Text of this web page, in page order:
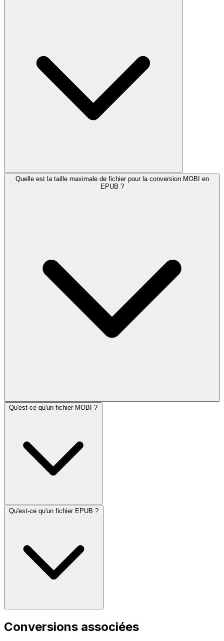
Quelle est la taille maximale de fichier pour la conversion MOBI en
EPUB ?
Qu'est-ce qu'un fichier MOBI ?
Qu'est-ce qu'un fichier EPUB ?
Conversions associées